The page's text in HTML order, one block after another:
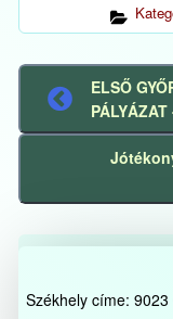
Előző
bejegyzés
ELSŐ
PÁLYÁZAT
bejegyzés
Székhely címe: